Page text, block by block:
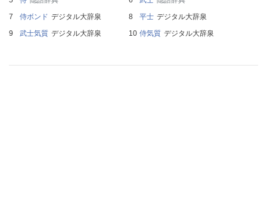
侍ボンド デジタル大辞泉 平士 デジタル大辞泉
武士気質 デジタル大辞泉 侍気質 デジタル大辞泉